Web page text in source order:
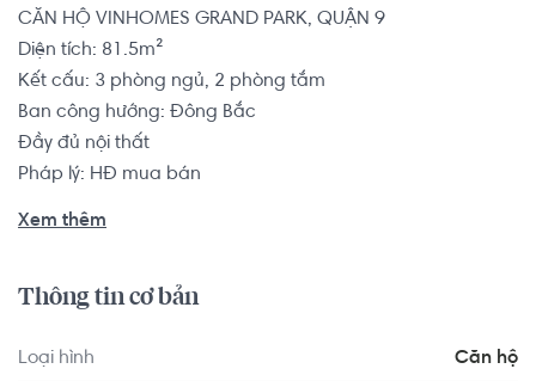
CĂN HỘ VINHOMES GRAND PARK, QUẬN 9
Diện tích: 81.5m²
Kết cấu: 3 phòng ngủ, 2 phòng tắm
Ban công hướng: Đông Bắc
Đầy đủ nội thất
Pháp lý: HĐ mua bán
km... Tọa lạc tại vị trí thuận tiện di chuyển với đầy đủ các
tế Phường Long Thạnh Mỹ, Cửa Hàng Thực Phẩm Satra
Xem thêm
Thông tin cơ bản
Loại hình Căn hộ